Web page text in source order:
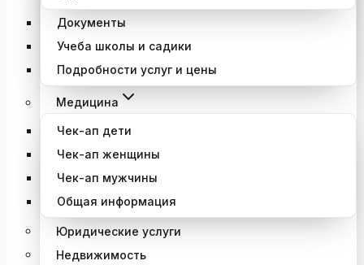
Документы
Учеба школы и садики
Подробности услуг и цены
Медицина
Чек-ап дети
Чек-ап женщины
Чек-ап мужчины
Общая информация
Юридические услуги
Недвижимость